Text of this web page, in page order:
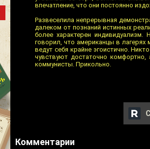
впечатление, что они постоянно
Развеселила непрерывная
далеком от познаний истинных
более характерен
говорил, что американцы в лагерях
ведут себя крайне эгоистично.
чувствуют достаточно
коммунисты. Прикольно.
Комментарии